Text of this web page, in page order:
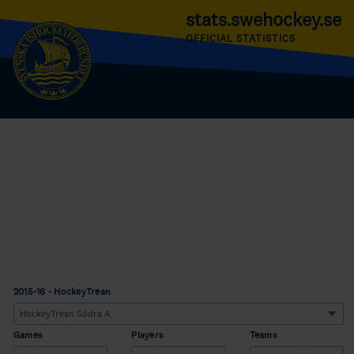
stats.swehockey.se
OFFICIAL STATISTICS
2015-16 - HockeyTrean
Games Players Teams